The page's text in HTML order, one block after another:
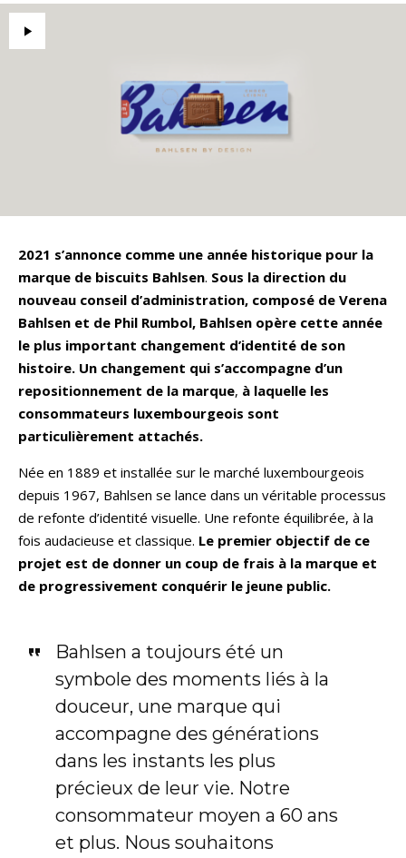
2021 s’annonce comme une année historique pour la
marque de biscuits Bahlsen. Sous la direction du
nouveau conseil d’administration, composé de Verena
Bahlsen et de Phil Rumbol, Bahlsen opère cette année
le plus important changement d’identité de son
histoire. Un changement qui s’accompagne d’un
repositionnement de la marque, à laquelle les
consommateurs luxembourgeois sont
particulièrement attachés.
Née en 1889 et installée sur le marché luxembourgeois
depuis 1967, Bahlsen se lance dans un véritable processus
de refonte d’identité visuelle. Une refonte équilibrée, à la
fois audacieuse et classique. Le premier objectif de ce
projet est de donner un coup de frais à la marque et
de progressivement conquérir le jeune public.
Bahlsen a toujours été un
symbole des moments liés à la
douceur, une marque qui
accompagne des générations
dans les instants les plus
précieux de leur vie. Notre
consommateur moyen a 60 ans
et plus. Nous souhaitons